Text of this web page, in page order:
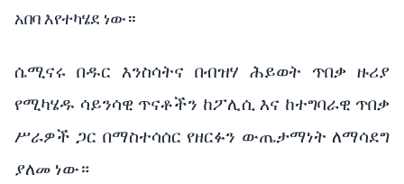
አበባ እየተካሄደ ነው።
ሴሚናሩ በዱር እንስሳትና በብዝሃ ሕይወት ጥበቃ
ዙሪያ
የሚካሄዱ ሳይንሳዊ ጥናቶችን ከፖሊሲ እና ከተግባራዊ ጥበቃ
ሥራዎች ጋር በማስተሳሰር የዘርፉን ውጤታማነት ለማሳደግ
ያለመ ነው።